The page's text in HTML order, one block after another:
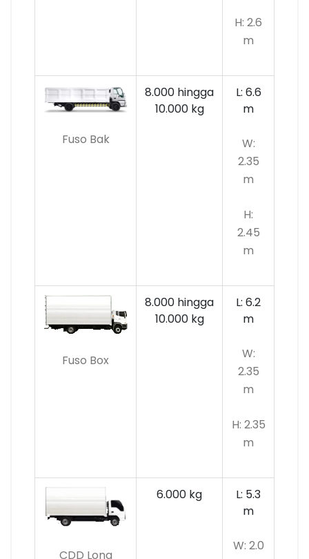
H: 2.6
m
Fuso Bak
8.000 hingga
10.000kg
L: 6.6
m
W:
2.35
m
H:
2.45
m
Fuso Box
8.000 hingga
10.000 kg
L: 6.2
m
W:
2.35
m
H: 2.35
m
CDD Long
6.000 kg
L: 5.3
m
W: 2.0